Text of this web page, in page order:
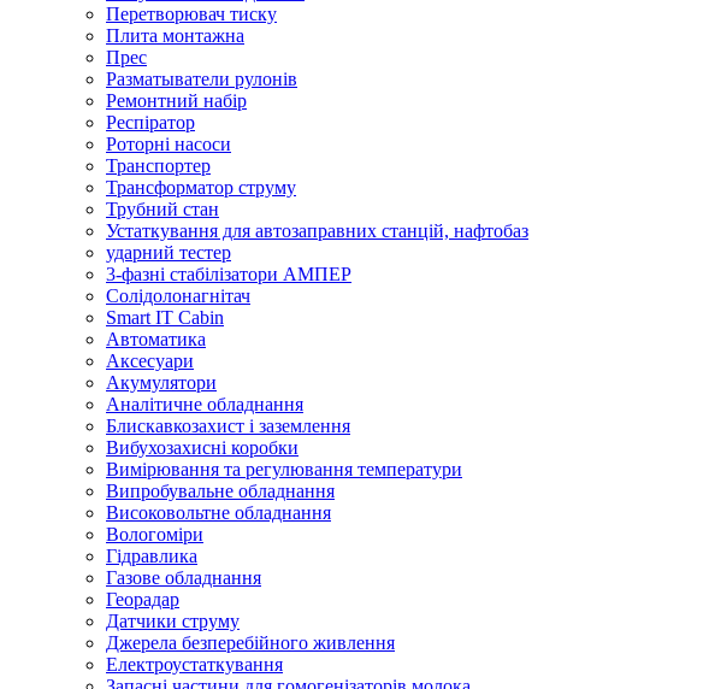
Перетворювач тиску
Плита монтажна
Прес
Разматыватели рулонів
Ремонтний набір
Респіратор
Роторні насоси
Транспортер
Трансформатор струму
Трубний стан
Устаткування для автозаправних станцій, нафтобаз
ударний тестер
3-фазні стабілізатори АМПЕР
Cолідолонагнітач
Smart IT Cabin
Автоматика
Аксесуари
Акумулятори
Аналітичне обладнання
Блискавкозахист і заземлення
Вибухозахисні коробки
Вимірювання та регулювання температури
Випробувальне обладнання
Високовольтне обладнання
Вологоміри
Гідравлика
Газове обладнання
Георадар
Датчики струму
Джерела безперебійного живлення
Електроустаткування